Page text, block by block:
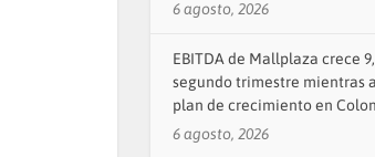
6 agosto, 2026
EBITDA de Mallplaza crece
segundo trimestre mientras
plan de crecimiento en
6 agosto, 2026